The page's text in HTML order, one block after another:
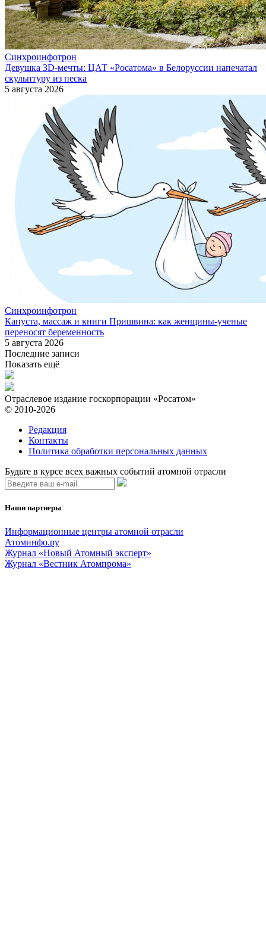
Синхроинфотрон
Девушка 3D-мечты: ЦАТ «Росатома» в Белоруссии напечатал
скульптуру из песка
5 августа 2026
Синхроинфотрон
Капуста, массаж и книги Пришвина: как женщины-ученые
переносят беременность
5 августа 2026
Последние записи
Показать ещё
Отраслевое издание госкорпорации «Росатом»
© 2010-2026
Редакция
Контакты
Политика обработки персональных данных
Будьте в курсе всех важных событий атомной отрасли
Наши партнеры
Информационные центры атомной отрасли
Атоминфо.ру
Журнал «Новый Атомный эксперт»
Журнал «Вестник Атомпрома»